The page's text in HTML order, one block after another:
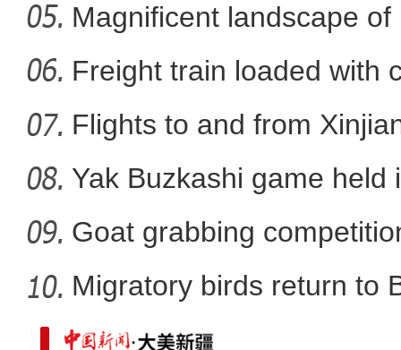
实拍新疆兵团昆玉市：荒
Nal
Magnificent landscape
La
Freight train loaded with
Flights to and from
Yak Buzkashi game held
Goat grabbing
Migratory birds return to